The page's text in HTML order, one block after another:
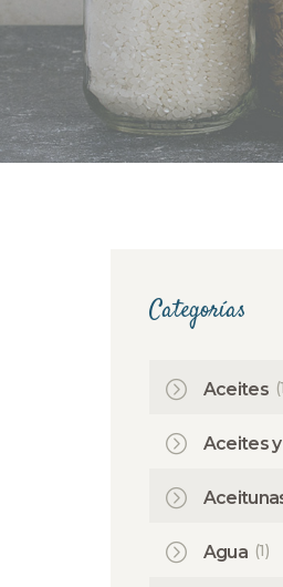
Categorías
Aceites
Aceites
Agua (1)